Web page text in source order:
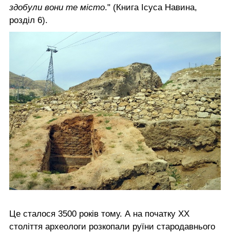
здобули вони те місто." (Книга Ісуса Навина,
розділ 6).
Це сталося 3500 років тому. А на початку ХХ
століття археологи розкопали руїни стародавнього